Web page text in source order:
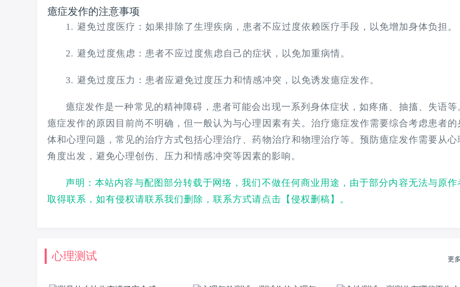
癔症发作的注意事项
1. 避免过度医疗：如果排除了生理疾病，患者不应过度依赖医疗手段，以免增加身体负担。
2. 避免过度焦虑：患者不应过度焦虑自己的症状，以免加重病情。
3. 避免过度压力：患者应避免过度压力和情感冲突，以免诱发癔症发作。
癔症发作是一种常见的精神障碍，患者可能会出现一系列身体症状，如疼痛、抽搐、失语等
癔症发作的原因目前尚不明确，但一般认为与心理因素有关。治疗癔症发作需要综合考虑患者的
体和心理问题，常见的治疗方式包括心理治疗、药物治疗和物理治疗等。预防癔症发作需要从心
角度出发，避免心理创伤、压力和情感冲突等因素的影响。
声明：本站内容与配图部分转载于网络，我们不做任何商业用途，由于部分内容无法与原作
取得联系，如有侵权请联系我们删除，联系方式请点击【 侵权删稿 】。
心理测试 更多